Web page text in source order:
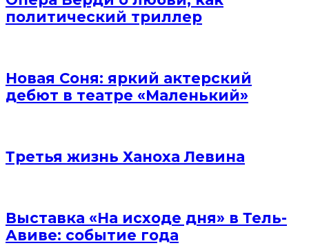
политический триллер
Новая Соня: яркий актерский
дебют в театре «Маленький»
Третья жизнь Ханоха Левина
Выставка «На исходе дня» в Тель-
Авиве: событие года